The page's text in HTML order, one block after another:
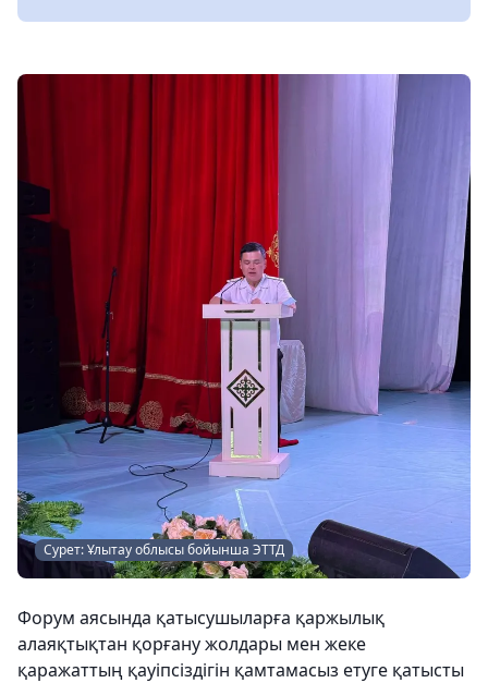
Сурет: Ұлытау облысы бойынша ЭТТД
Форум аясында қатысушыларға қаржылық
алаяқтықтан қорғану жолдары мен жеке
қаражаттың қауіпсіздігін қамтамасыз етуге қатысты